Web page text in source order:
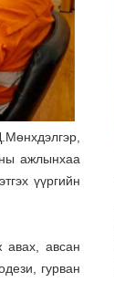
ажлынхаа
үүргийн
авах, авсан
гурван